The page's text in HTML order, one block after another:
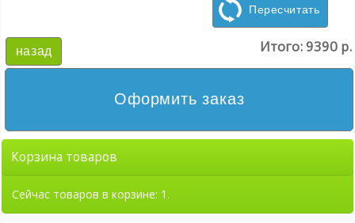
Пересчитать
назад Итого:9390 р.
Оформить заказ
Корзина товаров
Сейчас товаров в корзине: 1.